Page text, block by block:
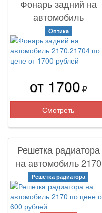
Фонарь задний на
автомобиль
2170,21704
Оптика
от 1700
Смотреть
Решетка радиатора
на автомобиль 2170
Решетка радиатора